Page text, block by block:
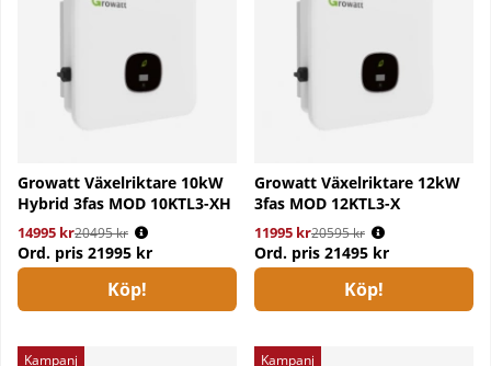
Growatt Växelriktare 10kW
Hybrid 3fas MOD 10KTL3-XH
14995 kr
Ordinarie pris:
20495 kr
Ord. pris 21995 kr
Köp!
Growatt Växelriktare 12kW
3fas MOD 12KTL3-X
11995 kr
Ordinarie pris:
20595 kr
Ord. pris 21495 kr
Köp!
Kampanj Kampanj